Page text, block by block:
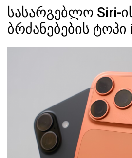
სასარგებლო Siri-
ბრძანებების ტოპი